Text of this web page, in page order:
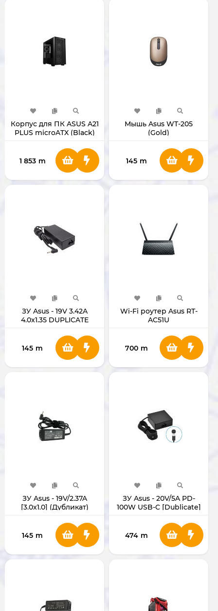
Корпус для ПК ASUS A21
PLUS microATX (Black)
1 853 m
Мышь Asus WT-205
(Gold)
145 m
ЗУ Asus - 19V 3.42A
4.0x1.35 DUPLICATE
145 m
Wi-Fi роутер Asus RT-
AC51U
700 m
ЗУ Asus - 19V/2.37A
[3.0x1.0] (Дубликат)
145 m
ЗУ Asus - 20V/5A PD-
100W USB-C [Dublicate]
474 m